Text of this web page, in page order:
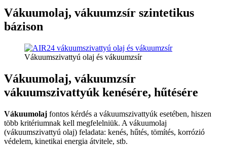
Vákuumolaj, vákuumzsír szintetikus
bázison
Vákuumszivattyú olaj és vákuumzsír
Vákuumolaj, vákuumzsír
vákuumszivattyúk kenésére, hűtésére
Vákuumolaj fontos kérdés a vákuumszivattyúk esetében, hiszen
több kritériumnak kell megfelelniük. A vákuumolaj
(vákuumszivattyú olaj) feladata: kenés, hűtés, tömítés, korrózió
védelem, kinetikai energia átvitele, stb.